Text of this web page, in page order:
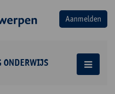
ONDERWIJS